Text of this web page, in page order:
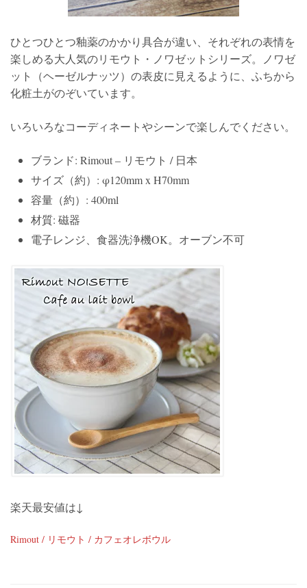
ひとつひとつ釉薬のかかり具合が違い、それぞれの表情を
楽しめる大人気のリモウト・ノワゼットシリーズ。ノワゼ
ット（ヘーゼルナッツ）の表皮に見えるように、ふちから
化粧土がのぞいています。
いろいろなコーディネートやシーンで楽しんでください。
ブランド: Rimout – リモウト / 日本
サイズ（約）: φ120mm x H70mm
容量（約）: 400ml
材質: 磁器
電子レンジ、食器洗浄機OK。オーブン不可
楽天最安値は↓
Rimout / リモウト / カフェオレボウル